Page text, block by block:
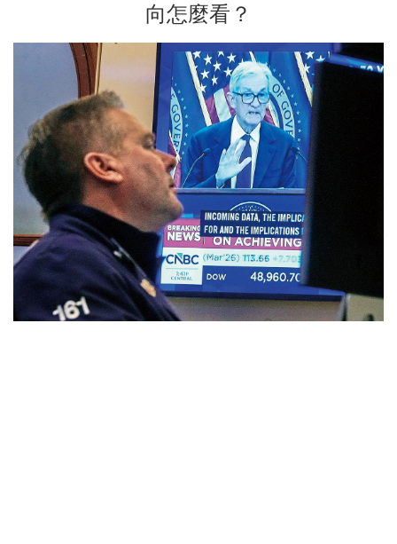
向怎麼看？